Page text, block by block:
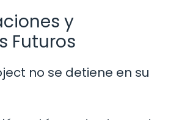
y
Futuros
no se detiene en su